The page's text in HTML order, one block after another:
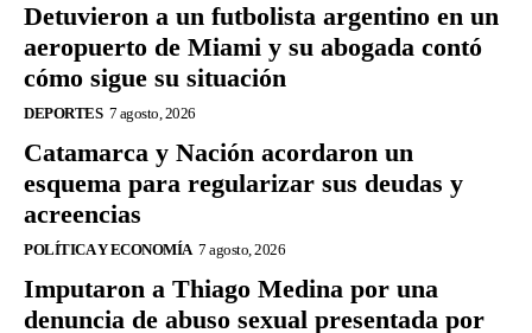
Detuvieron a un futbolista argentino en un
aeropuerto de Miami y su abogada contó
cómo sigue su situación
DEPORTES 7 agosto, 2026
Catamarca y Nación acordaron un
esquema para regularizar sus deudas y
acreencias
POLÍTICA Y ECONOMÍA 7 agosto, 2026
Imputaron a Thiago Medina por una
denuncia de abuso sexual presentada por